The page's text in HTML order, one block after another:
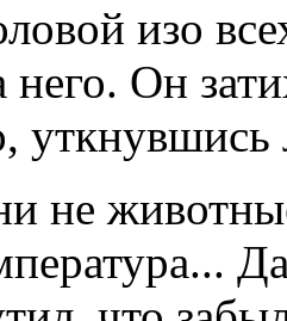
изо
него. Он
не